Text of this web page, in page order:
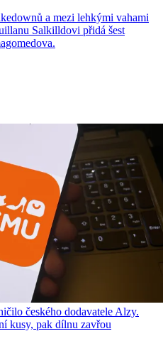
a mezi lehkými vahami
Salkilldovi přidá šest
českého dodavatele Alzy.
kusy, pak dílnu zavřou